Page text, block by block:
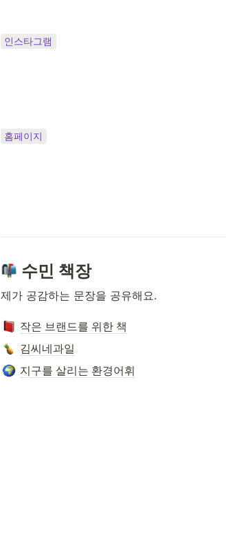
인스타그램
홈페이지
수민 책장
제가 공감하는 문장을 공유해요.
작은 브랜드를 위한 책
김씨네과일
지구를 살리는 환경어휘